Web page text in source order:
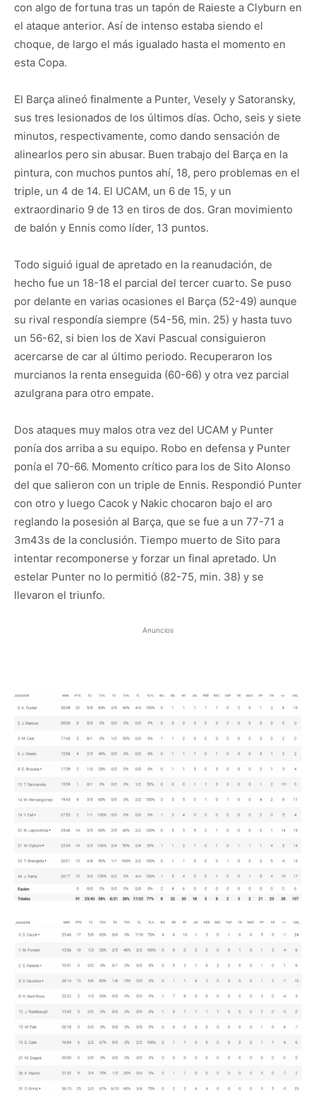
con algo de fortuna tras un tapón de Raieste a Clyburn en
el ataque anterior. Así de intenso estaba siendo el
choque, de largo el más igualado hasta el momento en
esta Copa.
El Barça alineó finalmente a Punter, Vesely y Satoransky,
sus tres lesionados de los últimos días. Ocho, seis y siete
minutos, respectivamente, como dando sensación de
alinearlos pero sin abusar. Buen trabajo del Barça en la
pintura, con muchos puntos ahí, 18, pero problemas en el
triple, un 4 de 14. El UCAM, un 6 de 15, y un
extraordinario 9 de 13 en tiros de dos. Gran movimiento
de balón y Ennis como líder, 13 puntos.
Todo siguió igual de apretado en la reanudación, de
hecho fue un 18-18 el parcial del tercer cuarto. Se puso
por delante en varias ocasiones el Barça (52-49) aunque
su rival respondía siempre (54-56, min. 25) y hasta tuvo
un 56-62, si bien los de Xavi Pascual consiguieron
acercarse de car al último periodo. Recuperaron los
murcianos la renta enseguida (60-66) y otra vez parcial
azulgrana para otro empate.
Dos ataques muy malos otra vez del UCAM y Punter
ponía dos arriba a su equipo. Robo en defensa y Punter
ponía el 70-66. Momento crítico para los de Sito Alonso
del que salieron con un triple de Ennis. Respondió Punter
con otro y luego Cacok y Nakic chocaron bajo el aro
reglando la posesión al Barça, que se fue a un 77-71 a
3m43s de la conclusión. Tiempo muerto de Sito para
intentar recomponerse y forzar un final apretado. Un
estelar Punter no lo permitió (82-75, min. 38) y se
llevaron el triunfo.
Anuncios